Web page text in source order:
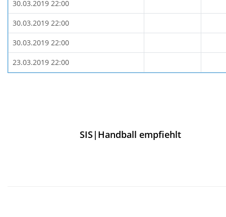
30.03.2019 22:00
30.03.2019 22:00
30.03.2019 22:00
23.03.2019 22:00
SIS|Handball empfiehlt